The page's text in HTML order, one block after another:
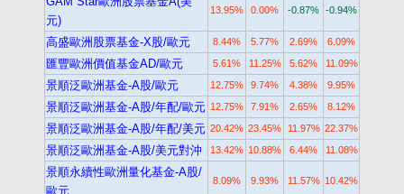
元)
13.95% 0.00% -0.87% -0.94%
高盛歐洲股票基金-X股/歐元 8.44% 5.77% 2.69% 6.09%
匯豐歐洲價值基金AD/歐元 5.61% 11.25% 5.62% 11.09%
景順泛歐洲基金-A股/歐元 12.75% 9.74% 4.38% 9.95%
景順泛歐洲基金-A股/年配/歐元 12.75% 7.91% 2.65% 8.12%
景順泛歐洲基金-A股/年配/美元 20.42% 23.45% 11.97% 22.37%
景順泛歐洲基金-A股/美元對沖 13.42% 10.88% 6.44% 11.08%
景順永續性歐洲量化基金-A股/
歐元
8.09% 9.93% 11.57% 10.42%